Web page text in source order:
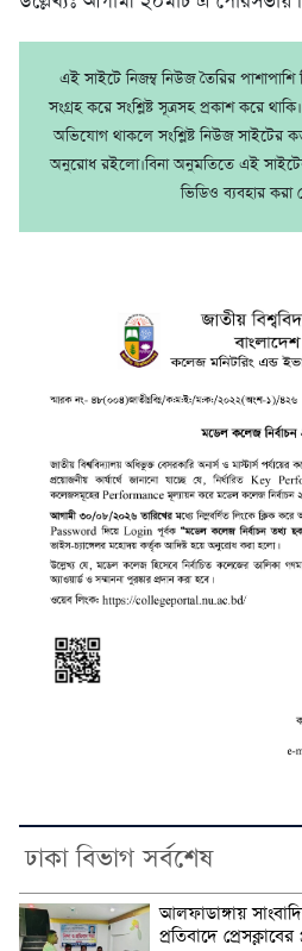
এই সাইটে নিজম্ব নিউজ তৈরির
সংগ্রহ করে সংশ্লিষ্ট সূত্রসহ প্রকাশ করে
অভিযোগ থাকলে সংশ্লিষ্ট নিউজ সাইটের
অনুরোধ রইলো।বিনা অনুমতিতে এই
ভিডিও ব্যবহার করা
ঢাকা বিভাগ সর্বশেষ
আলফাডাঙ্গায়
প্রতিবাদে